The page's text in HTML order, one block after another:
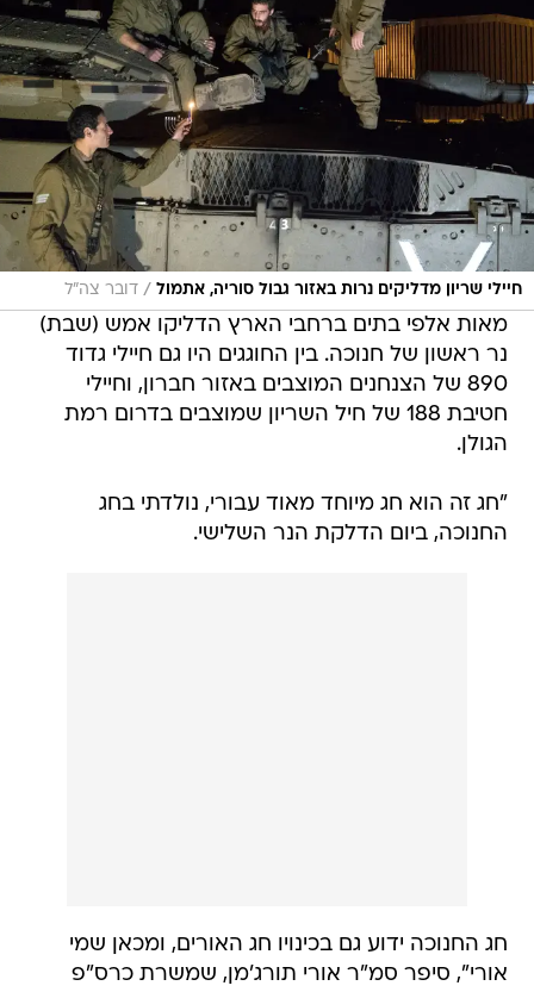
חיילי שריון מדליקים נרות באזור גבול סוריה, אתמול / דובר צה"ל
מאות אלפי בתים ברחבי הארץ הדליקו אמש (שבת)
נר ראשון של חנוכה. בין החוגגים היו גם חיילי גדוד
890 של הצנחנים המוצבים באזור חברון, וחיילי
חטיבת 188 של חיל השריון שמוצבים בדרום רמת
הגולן.
"חג זה הוא חג מיוחד מאוד עבורי, נולדתי בחג
החנוכה, ביום הדלקת הנר השלישי.
חג החנוכה ידוע גם בכינויו חג האורים, ומכאן שמי 
אורי", סיפר סמ"ר אורי תורג'מן, שמשרת כרס"פ